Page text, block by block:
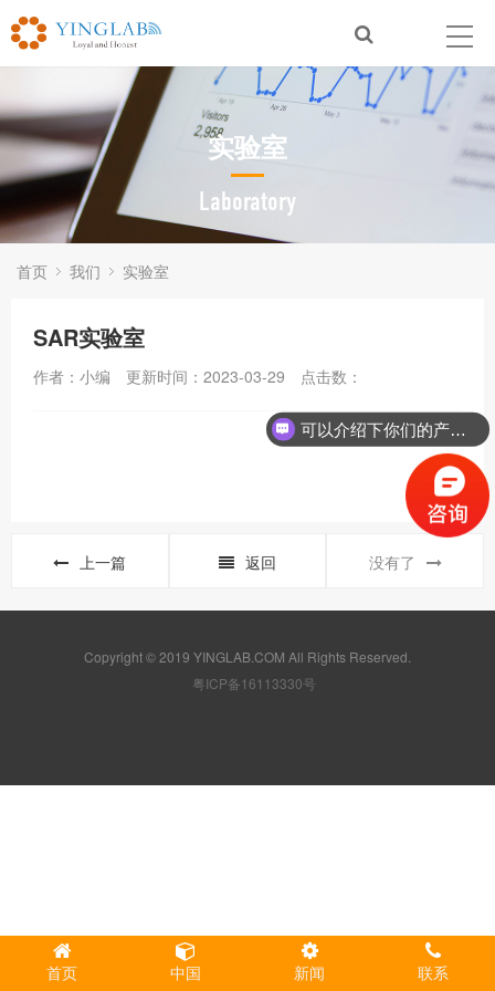
实验室
Laboratory
首页 我们 实验室
SAR实验室
作者：小编 更新时间：2023-03-29 点击数：
上一篇 返回 没有了
Copyright © 2019 YINGLAB.COM All Rights Reserved.
粤ICP备16113330号
首页 中国 新闻 联系
可以介绍下你们的产品么？